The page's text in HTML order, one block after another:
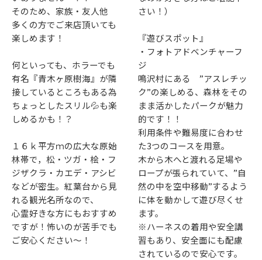
そのため、家族・友人他
多くの方でご来店頂いても
楽しめます！
何といっても、ホラーでも
有名『青木ヶ原樹海』が隣
接しているところもある為
ちょっとしたスリル💦も楽
しめるかも！？
１６ｋ平方ｍの広大な原始
林帯で，松・ツガ・桧・フ
ジザクラ・カエデ・アシビ
などが密生。紅葉台から見
れる観光名所なので、
心霊好きな方にもおすすめ
ですが！怖いのが苦手でも
ご安心ください～！
さい！）
『遊びスポット』
・フォトアドベンチャーフ
ジ
鳴沢村にある ”アスレチッ
ク”の楽しめる、森林をその
まま活かしたパークが魅力
的です！！
利用条件や難易度に合わせ
た3つのコースを用意。
木から木へと渡れる足場や
ロープが張られていて、”自
然の中を空中移動”するよう
に体を動かして遊び尽くせ
ます。
※ハーネスの着用や安全講
習もあり、安全面にも配慮
されているので安心です。